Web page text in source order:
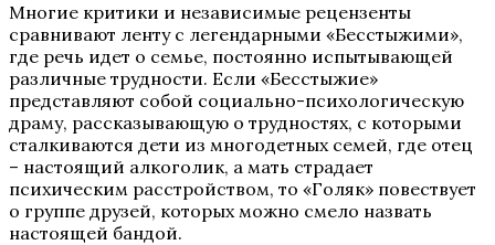
Многие критики и независимые рецензенты
сравнивают ленту с легендарными «Бесстыжими»,
где речь идет о семье, постоянно испытывающей
различные трудности. Если «Бесстыжие»
представляют собой социально-психологическую
драму, рассказывающую о трудностях, с которыми
сталкиваются дети из многодетных семей, где отец
– настоящий алкоголик, а мать страдает
психическим расстройством, то «Голяк» повествует
о группе друзей, которых можно смело назвать
настоящей бандой.